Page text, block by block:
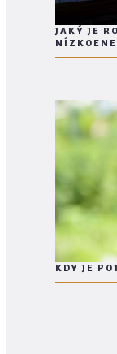
JAKÝ JE
KDY JE